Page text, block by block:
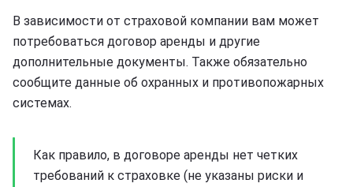
В зависимости от страховой компании вам может
потребоваться договор аренды и другие
дополнительные документы. Также обязательно
сообщите данные об охранных и противопожарных
системах.
Как правило, в договоре аренды нет четких
требований к страховке (не указаны риски и